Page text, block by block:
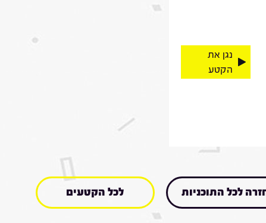
נגן את
הקטע
לכל התוכניות לכל הקטעים